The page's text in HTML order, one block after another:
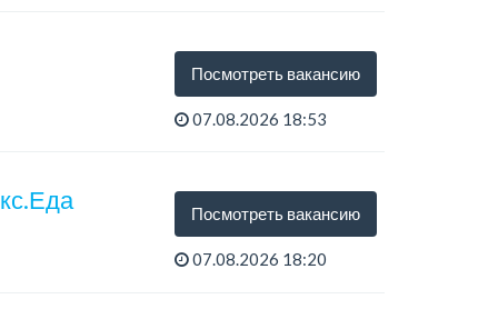
Посмотреть вакансию
07.08.2026 18:53
Посмотреть вакансию
07.08.2026 18:20